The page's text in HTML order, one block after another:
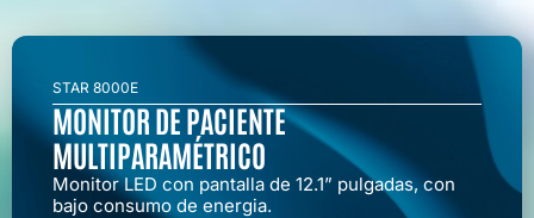
STAR 8000E
MONITOR DE PACIENTE
MULTIPARAMÉTRICO
Monitor LED con pantalla de 12.1” pulgadas, con
bajo consumo de energia.